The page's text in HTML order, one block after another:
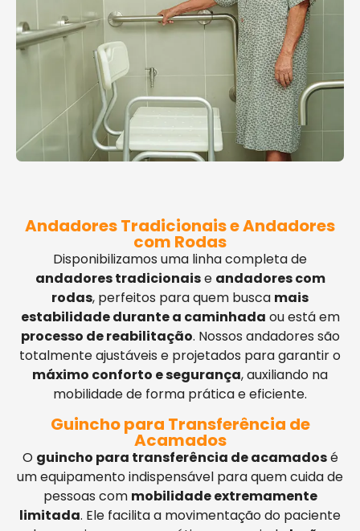
Andadores Tradicionais e Andadores
com Rodas
Disponibilizamos uma linha completa de
andadores tradicionaise andadores com
rodas, perfeitos para quem busca mais
estabilidade durante a caminhada ou está em
processo de reabilitação. Nossos andadores são
totalmente ajustáveis e projetados para garantir o
máximo conforto e segurança, auxiliando na
mobilidade de forma prática e eficiente.
Guincho para Transferência de
Acamados
O guincho para transferência de acamadosé
um equipamento indispensável para quem cuida de
pessoas com mobilidade extremamente
limitada. Ele facilita a movimentação do paciente